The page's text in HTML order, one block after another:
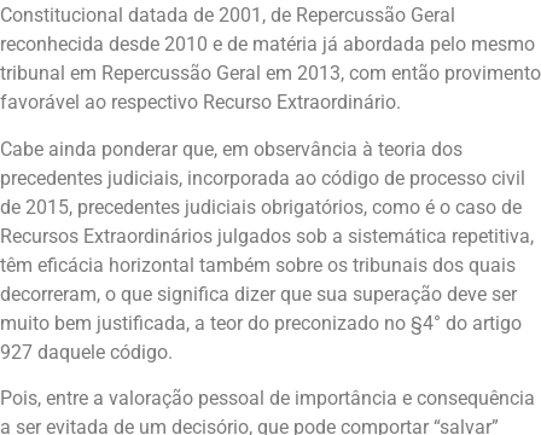
Constitucional datada de 2001, de Repercussão Geral
reconhecida desde 2010 e de matéria já abordada pelo mesmo
tribunal em Repercussão Geral em 2013, com então provimento
favorável ao respectivo Recurso Extraordinário.
Cabe ainda ponderar que, em observância à teoria dos
precedentes judiciais, incorporada ao código de processo civil
de 2015, precedentes judiciais obrigatórios, como é o caso de
Recursos Extraordinários julgados sob a sistemática repetitiva,
têm eficácia horizontal também sobre os tribunais dos quais
decorreram, o que significa dizer que sua superação deve ser
muito bem justificada, a teor do preconizado no §4° do artigo
927 daquele código.
Pois, entre a valoração pessoal de importância e consequência
a ser evitada de um decisório, que pode comportar “salvar”